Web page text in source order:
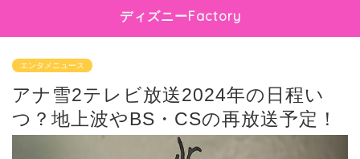
ディズニーFactory
エンタメニュース
アナ雪2テレビ放送2024年の日程い
つ？地上波やBS・CSの再放送予定！